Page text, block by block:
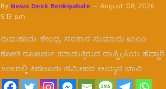
By News Desk Benkiyabale
August 08, 2026
5:13 pm
ತುಮಕೂರು: ಕೇಂದ್ರ ಸರಕಾರ ಸುಮಾರು ೩೦೦೦
ಕೋಟಿ ರೂಖರ್ಚು ಮಾಡುತ್ತಿರುವ ರಾಷ್ಟಿçÃಯ ಹೆದ್ದಾರಿ
೨೦೬ರಲ್ಲಿ ತಿಪಟೂರು ಸಮೀಪದ ಅಯ್ಯನ ಭಾವಿ…